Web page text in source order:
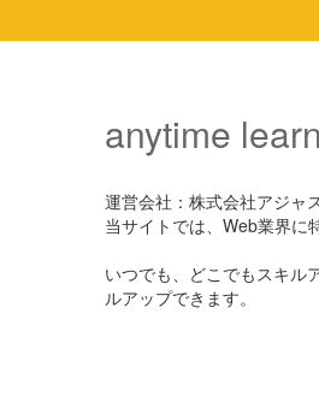
anytime
運営会社：株式会社アジャ
当サイトでは、Web業界に
いつでも、どこでもスキル
ルアップできます。